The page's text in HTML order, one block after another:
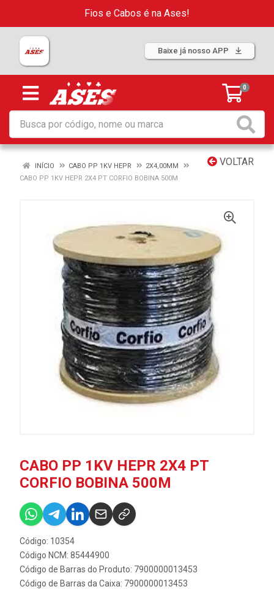
Fios e Cabos é na Ases!
Baixe já nosso APP
0
VOLTAR
INÍCIO CABO PP 1KV HEPR
2X4,00MM
CABO PP 1KV HEPR 2X4 PT CORFIO BOBINA 500M
CABO PP 1KV HEPR 2X4 PT
CORFIO BOBINA 500M
Código: 10354
Código NCM: 85444900
Código de Barras do Produto: 7900000013453
Código de Barras da Caixa: 7900000013453